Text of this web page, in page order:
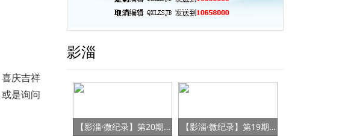
庆吉祥
是询问
影淄
【影淄·微纪录】第20期：战“疫”老将刘景春 【影淄·微纪录】第19期：社区里的“迷彩书记”